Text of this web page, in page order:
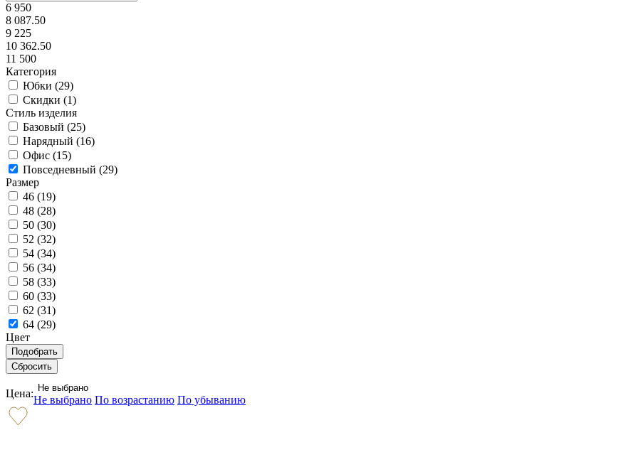
6 950
8 087.50
9 225
10 362.50
11 500
Категория
Юбки (29)
Скидки (1)
Стиль изделия
Базовый (25)
Нарядный (16)
Офис (15)
Повседневный (29)
Размер
46 (19)
48 (28)
50 (30)
52 (32)
54 (34)
56 (34)
58 (33)
60 (33)
62 (31)
64 (29)
Цвет
Цена: Не выбрано
Не выбрано По возрастанию По убыванию